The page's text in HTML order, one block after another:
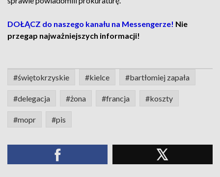
DOŁĄCZ do naszego kanału na Messengerze! Nie
przegap najważniejszych informacji!
#świętokrzyskie #kielce #bartłomiej zapała
#delegacja #żona #francja #koszty
#mopr #pis